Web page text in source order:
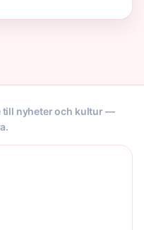
till nyheter och kultur —